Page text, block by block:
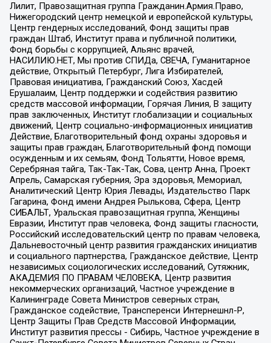
Лилит, Правозащитная группа Гражданин.Армия.Право,
Нижегородский центр немецкой и европейской культуры,
Центр гендерных исследований, Фонд защиты прав
граждан Штаб, Институт права и публичной политики,
Фонд борьбы с коррупцией, Альянс врачей,
НАСИЛИЮ.НЕТ, Мы против СПИДа, СВЕЧА, Гуманитарное
действие, Открытый Петербург, Лига Избирателей,
Правовая инициатива, Гражданский Союз, Хасдей
Ерушалаим, Центр поддержки и содействия развитию
средств массовой информации, Горячая Линия, В защиту
прав заключенных, Институт глобализации и социальных
движений, Центр социально-информационных инициатив
Действие, Благотворительный фонд охраны здоровья и
защиты прав граждан, Благотворительный фонд помощи
осужденным и их семьям, Фонд Тольятти, Новое время,
Серебряная тайга, Так-Так-Так, Сова, центр Анна, Проект
Апрель, Самарская губерния, Эра здоровья, Мемориал,
Аналитический Центр Юрия Левады, Издательство Парк
Гагарина, Фонд имени Андрея Рылькова, Сфера, Центр
СИБАЛЬТ, Уральская правозащитная группа, Женщины
Евразии, Институт прав человека, Фонд защиты гласности,
Российский исследовательский центр по правам человека,
Дальневосточный центр развития гражданских инициатив
и социального партнерства, Гражданское действие, Центр
независимых социологических исследований, Сутяжник,
АКАДЕМИЯ ПО ПРАВАМ ЧЕЛОВЕКА, Центр развития
некоммерческих организаций, Частное учреждение в
Калининграде Совета Министров северных стран,
Гражданское содействие, Трансперенси Интернешнл-Р,
Центр Защиты Прав Средств Массовой Информации,
Институт развития прессы - Сибирь, Частное учреждение в